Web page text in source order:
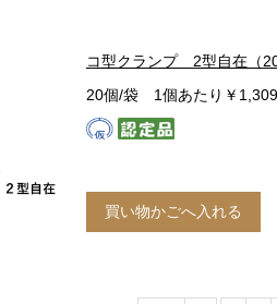
コ型クランプ 2型自在（20
20個/袋 1個あたり￥1,309
買い物かごへ入れる